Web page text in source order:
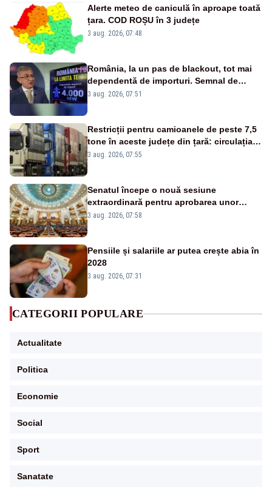
Alerte meteo de caniculă în aproape toată
țara. COD ROȘU în 3 județe
3 aug. 2026, 07:48
România, la un pas de blackout, tot mai
dependentă de importuri. Semnal de
alarmă tras de un expert în energie
3 aug. 2026, 07:51
Restricții pentru camioanele de peste 7,5
tone în aceste județe din țară: circulația
este interzisă luni, între orele 12:00 și
3 aug. 2026, 07:55
Senatul începe o nouă sesiune
extraordinară pentru aprobarea unor
jaloane din PNRR
3 aug. 2026, 07:58
Pensiile și salariile ar putea crește abia în
2028
3 aug. 2026, 07:31
CATEGORII POPULARE
Actualitate
Politica
Economie
Social
Sport
Sanatate